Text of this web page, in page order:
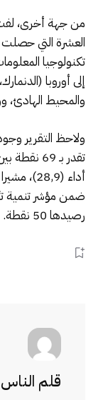
من جهة أخرى، لفت
تكنولوجيا
إلى أوروبا
والمحيط الهادئ،
ولاحظ التقرير
ضمن مؤشر تنمية
رصيدها 50 نقطة.
قلم الناس